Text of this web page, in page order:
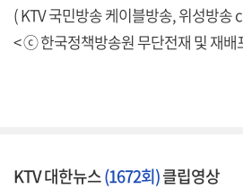
( KTV 국민방송 케이블방송, 위성방송
< ⓒ 한국정책방송원 무단전재 및 재배
KTV 대한뉴스(1672회)클립영상